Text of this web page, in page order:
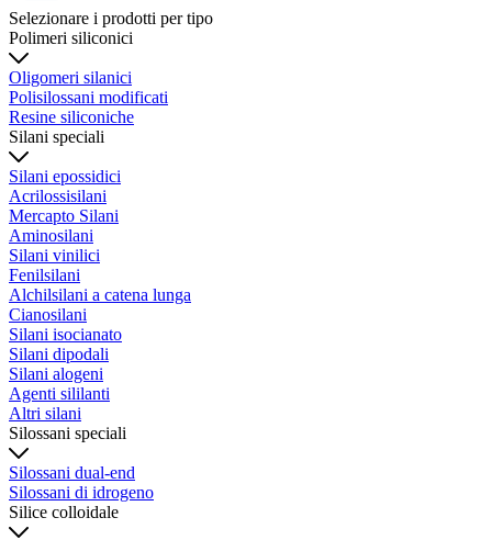
Selezionare i prodotti per tipo
Polimeri siliconici
Oligomeri silanici
Polisilossani modificati
Resine siliconiche
Silani speciali
Silani epossidici
Acrilossisilani
Mercapto Silani
Aminosilani
Silani vinilici
Fenilsilani
Alchilsilani a catena lunga
Cianosilani
Silani isocianato
Silani dipodali
Silani alogeni
Agenti sililanti
Altri silani
Silossani speciali
Silossani dual-end
Silossani di idrogeno
Silice colloidale